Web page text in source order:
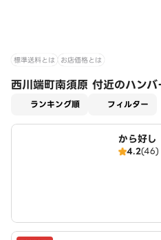
標準送料とは お店価格とは
西川端町南須原 付近のハンバ
ランキング順 フィルター
から好し
4.2(46)